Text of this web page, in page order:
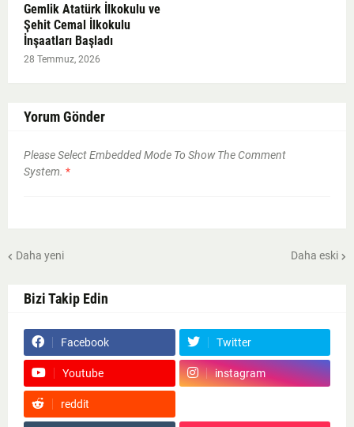
Gemlik Atatürk İlkokulu ve
Şehit Cemal İlkokulu
İnşaatları Başladı
28 Temmuz, 2026
Yorum Gönder
Please Select Embedded Mode To Show The Comment
System. *
Daha yeni Daha eski
Bizi Takip Edin
Facebook Twitter
Youtube instagram
reddit